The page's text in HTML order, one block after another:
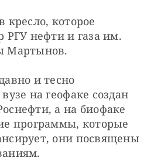
кресло, которое
РГУ нефти и газа им.
Мартынов.
и тесно
на геофаке создан
а на биофаке
программы, которые
они посвящены